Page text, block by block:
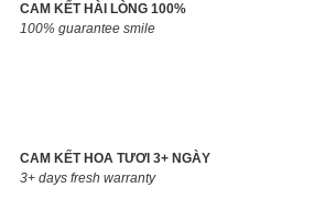
CAM KẾT HÀI LÒNG 100%
100% guarantee smile
CAM KẾT HOA TƯƠI 3+ NGÀY
3+ days fresh warranty